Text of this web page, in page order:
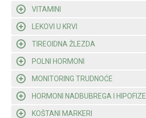
VITAMINI
LEKOVI U KRVI
TIREOIDNA ŽLEZDA
POLNI HORMONI
MONITORING TRUDNOĆE
HORMONI NADBUBREGA I HIPOFIZE
KOŠTANI MARKERI